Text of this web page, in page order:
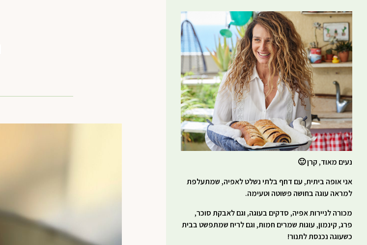
נעים מאוד, קרן 🙂
אני אופה ביתית, עם דחף בלתי נשלט לאפיה, שמתעלפת
למראה עוגה בחושה פשוטה וטעימה.
מכורה לניירות אפיה, סדקים בעוגה, וגם לאבקת סוכר,
פרג, קינמון, עוגות שמרים חמות, וגם לריח שמתפשט בבית
כשעוגה נכנסת לתנור!